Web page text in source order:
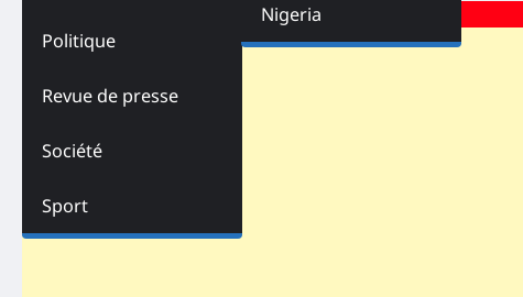
Politique
Revue de presse
Société
Sport
Nigeria